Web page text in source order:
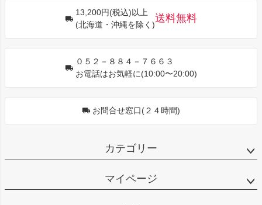
13,200円(税込)以上
(北海道・沖縄を除く)
送料無料
０５２－８８４－７６６３
お電話はお気軽に(10:00〜20:00)
お問合せ窓口(２４時間)
カテゴリー
マイページ